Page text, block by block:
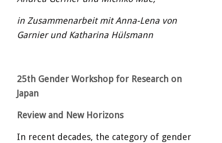
in Zusammenarbeit mit Anna-Lena von
Garnier und Katharina Hülsmann
25th Gender Workshop for Research on
Japan
Review and New Horizons
In recent decades, the category of gender